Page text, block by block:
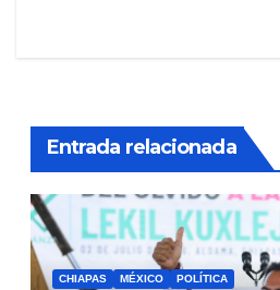
Entrada relacionada
CHIAPAS MÉXICO POLÍTICA